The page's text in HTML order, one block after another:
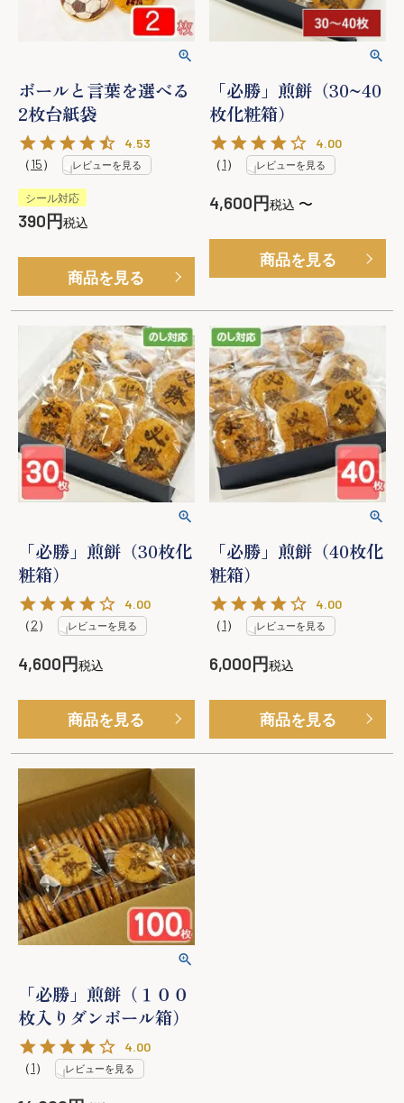
ボールと言葉を選べる
2枚台紙袋
4.53
（15） レビューを見る
シール対応
390 税込
商品を見る
「必勝」煎餅（30~40
枚化粧箱）
4.00
（1） レビューを見る
4,600 税込 〜
商品を見る
「必勝」煎餅（30枚化
粧箱）
4.00
（2） レビューを見る
4,600 税込
商品を見る
「必勝」煎餅（40枚化
粧箱）
4.00
（1） レビューを見る
6,000 税込
商品を見る
「必勝」煎餅（１００
枚入りダンボール箱）
4.00
（1） レビューを見る